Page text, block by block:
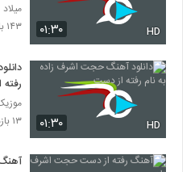
۰۱:۳۰ HD
میلاد
۱۴۳ بازدید
۰۱:۳۰ HD
۱۳ بازدید